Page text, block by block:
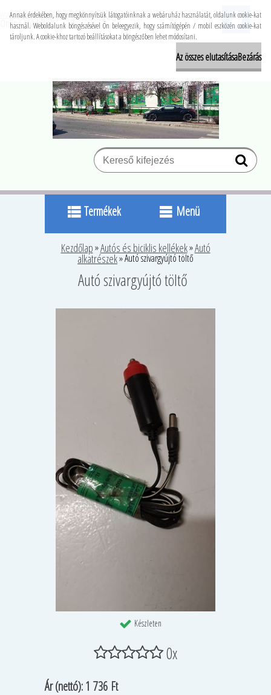
Annak érdekében, hogy megkönnyítsük látogatóinknak a webáruház használatát, oldalunk cookie-kat
használ. Weboldalunk böngészésével Ön beleegyezik, hogy számítógépén / mobil eszközén cookie-kat
tároljunk. A cookie-khoz tartozó beállításokat a böngészőben lehet módosítani.
Az összes elutasításaBezárás
www.buzapiacter.hu
Online gazdabolt
Bejelentkezés Regisztráció
Termékek Menü
Kezdőlap»Autós és biciklis kellékek»Autó
alkatrészek»Autó szivargyújtó töltő
Autó szivargyújtó töltő
Készleten
0x
Ár(nettó):1 736 Ft